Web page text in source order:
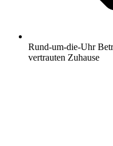
Rund-um-die-Uhr
vertrauten Zuhause